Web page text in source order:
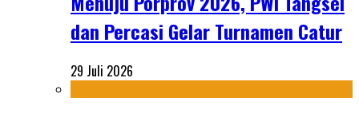
dan Percasi Gelar Turnamen Catur
29 Juli 2026